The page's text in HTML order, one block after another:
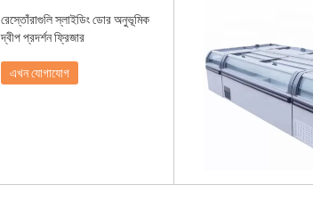
রেস্তোঁরাগুলি স্লাইডিং ডোর অনুভূমিক
দ্বীপ প্রদর্শন ফ্রিজার
এখন যোগাযোগ